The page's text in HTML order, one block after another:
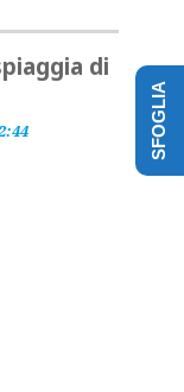
di
SFOGLIA